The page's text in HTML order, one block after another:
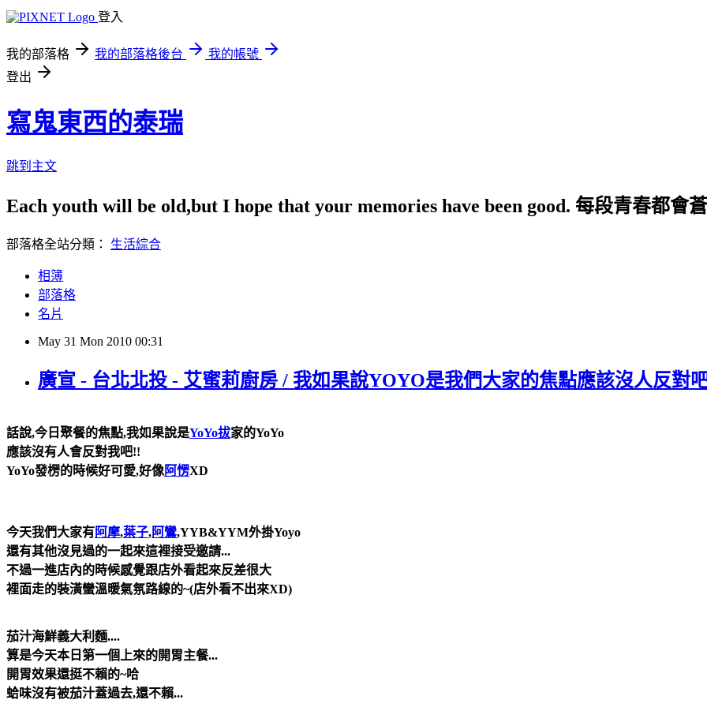
登入
我的部落格 我的部落格後台
我的帳號
登出
寫鬼東西的泰瑞
跳到主文
Each youth will be old,but I hope that your memories have been good. 每段青春都
部落格全站分類： 生活綜合
相簿
部落格
名片
May 31 Mon 2010 00:31
廣宣 - 台北北投 - 艾蜜莉廚房 / 我如果說YOYO是我們大家的焦點應該沒人反對
話說,今日聚餐的焦點,我如果說是YoYo拔家的YoYo
應該沒有人會反對我吧!!
YoYo發楞的時候好可愛,好像阿愣XD
今天我們大家有阿摩,葉子,阿鸞,YYB&YYM外掛Yoyo
還有其他沒見過的一起來這裡接受邀請...
不過一進店內的時候感覺跟店外看起來反差很大
裡面走的裝潢蠻溫暖氣氛路線的~(店外看不出來XD)
茄汁海鮮義大利麵....
算是今天本日第一個上來的開胃主餐...
開胃效果還挺不賴的~哈
蛤味沒有被茄汁蓋過去,還不賴...